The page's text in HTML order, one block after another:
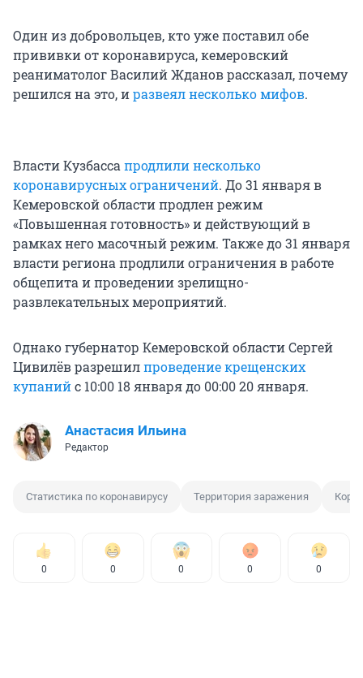
Один из добровольцев, кто уже поставил обе
прививки от коронавируса, кемеровский
реаниматолог Василий Жданов рассказал, почему
решился на это, иразвеял несколько мифов.
Власти Кузбассапродлили несколько
коронавирусных ограничений. До 31 января в
Кемеровской области продлен режим
«Повышенная готовность» и действующий в
рамках него масочный режим. Также до 31 января
власти региона продлили ограничения в работе
общепита и проведении зрелищно-
развлекательных мероприятий.
Однако губернатор Кемеровской области Сергей
Цивилёв разрешилпроведение крещенских
купанийс 10:00 18 января до 00:00 20 января.
Анастасия Ильина
Редактор
Статистика по коронавирусу Территория заражения
0 0 0 0 0